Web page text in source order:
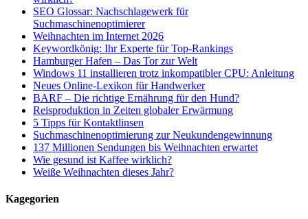
SEO Glossar: Nachschlagewerk für
Suchmaschinenoptimierer
Weihnachten im Internet 2026
Keywordkönig: Ihr Experte für Top-Rankings
Hamburger Hafen – Das Tor zur Welt
Windows 11 installieren trotz inkompatibler CPU: Anleitung
Neues Online-Lexikon für Handwerker
BARF – Die richtige Ernährung für den Hund?
Reisproduktion in Zeiten globaler Erwärmung
5 Tipps für Kontaktlinsen
Suchmaschinenoptimierung zur Neukundengewinnung
137 Millionen Sendungen bis Weihnachten erwartet
Wie gesund ist Kaffee wirklich?
Weiße Weihnachten dieses Jahr?
Kagegorien